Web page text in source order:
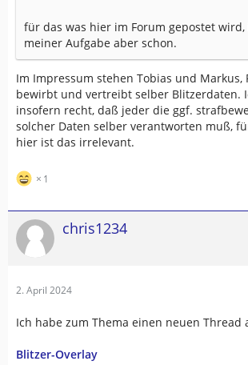
für das was hier im Forum gepostet wird,
meiner Aufgabe aber schon.
Im Impressum stehen Tobias und Markus,
bewirbt und vertreibt selber Blitzerdaten.
insofern recht, daß jeder die ggf.
solcher Daten selber verantworten muß,
hier ist das irrelevant.
1
chris1234
2. April 2024
Ich habe zum Thema einen neuen Thread
Blitzer-Overlay